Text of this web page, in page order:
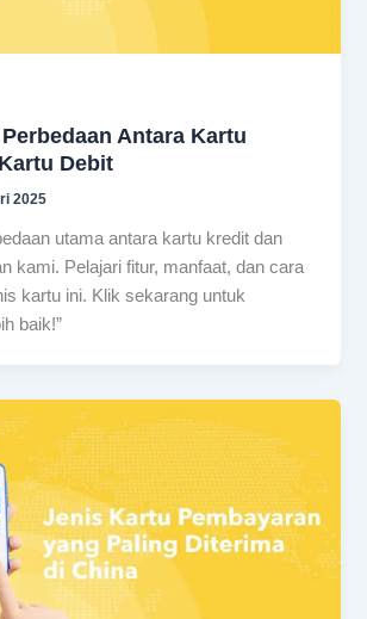
Antara Kartu
Debit
2025
utama antara kartu kredit dan
kami. Pelajari fitur, manfaat, dan cara
kartu ini. Klik sekarang untuk
baik!”